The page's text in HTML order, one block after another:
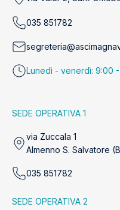
035 851782
Lunedì - venerdì: 9:00 -
SEDE OPERATIVA 1
via Zuccala 1
Almenno S. Salvatore
035 851782
SEDE OPERATIVA 2